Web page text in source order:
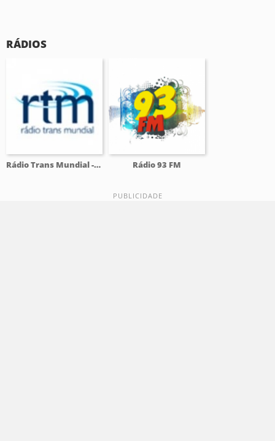
RÁDIOS
Rádio Trans Mundial - RTM Rádio 93 FM